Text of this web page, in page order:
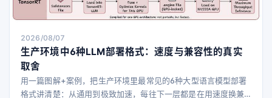
2026/08/07
生产环境中6种LLM部署格式：速度与兼容性的真实
取舍
用一篇图解+案例，把生产环境里最常见的6种大型语言模型部署
格式讲清楚：从通用到极致加速，每往下一层都是在用速度换兼